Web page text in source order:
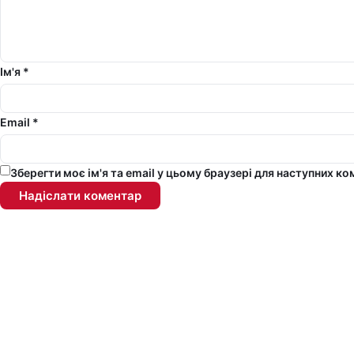
Ім'я *
Email *
Зберегти моє ім'я та email у цьому браузері для наступних